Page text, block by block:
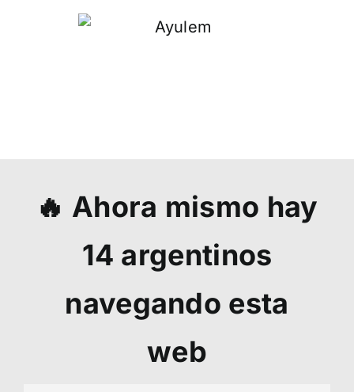
🔥 Ahora mismo hay
14 argentinos
navegando esta
web